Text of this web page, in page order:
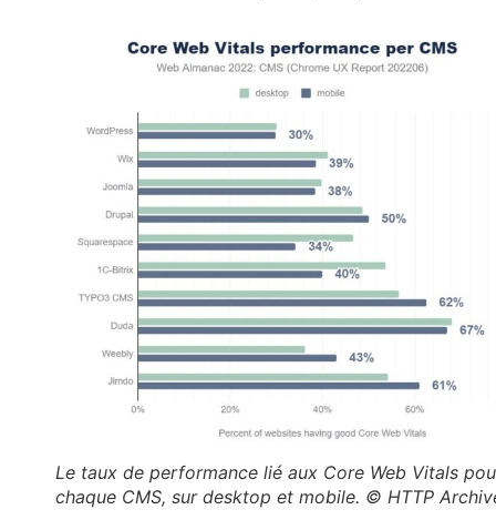
Le taux de performance lié aux Core Web Vitals
chaque CMS, sur desktop et mobile. © HTTP